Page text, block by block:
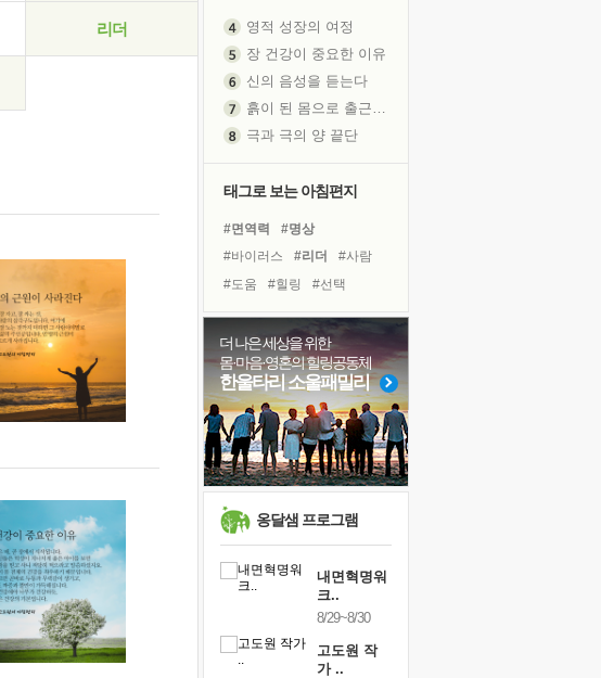
리더
영적 성장의 여정
장 건강이 중요한 이유
신의 음성을 듣는다
흙이 된 몸으로 출근하는 여자
극과 극의 양 끝단
아픈 아버지를 위한 공간 설계
슬럼프
보고 싶은 어머니
유년 시절의 부산 영도 바다
못된 꼰대들
희망이란
'모른다'는 것
귀를 열고 마음을 내어주고
태그로 보는 아침편지
#면역력
#명상
#바이러스
#리더
#사람
#도움
#힐링
#선택
#친구
#나눔
#유튜브
#경험
#위기
#비전캠프
#독서캠프
#독서
#계획
#삶
#링컨학교
#건강
#극복
더 나은 세상을 위한
몸·마음·영혼의 힐링공동체
한울타리 소울패밀리
옹달샘 프로그램
10/9~10/10
내면혁명워
내면혁명워
크..
8/29~8/30
고도원 작
가 ..